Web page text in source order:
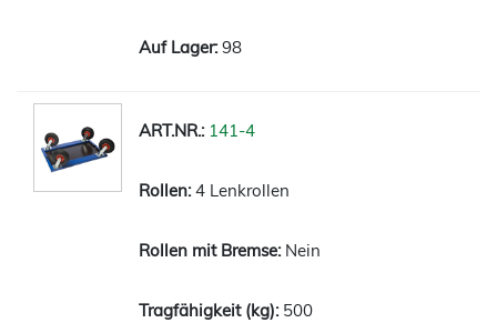
98
141-4
4 Lenkrollen
Nein
500